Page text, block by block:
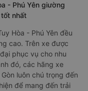
- Phú Yên giường
nhất
Hòa - Phú Yên đều
cao. Trên xe được
phục vụ cho nhu
đó, các hãng xe
luôn chú trọng đến
để mang đến trải